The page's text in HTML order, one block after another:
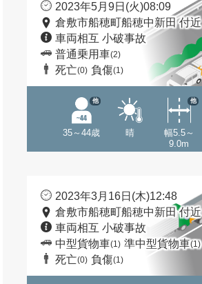
2023年5月9日(火)08:09
倉敷市船穂町船穂中新田 付近
車両相互 小破事故
普通乗用車(2)
死亡(0) 負傷(1)
35～44歳
他
晴
幅5.5～
9.0m
他
2023年3月16日(木)12:48
倉敷市船穂町船穂中新田 付近
車両相互 小破事故
中型貨物車(1) 準中型貨物車(1)
死亡(0) 負傷(1)